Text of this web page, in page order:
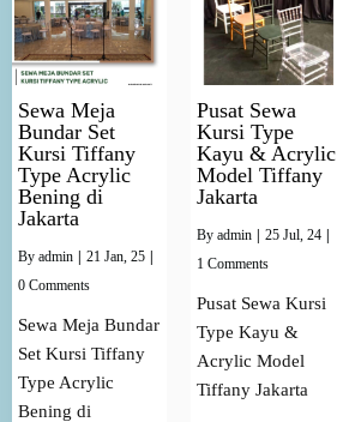
Sewa Meja
Bundar Set
Kursi Tiffany
Type Acrylic
Bening di
Jakarta
By admin 21 Jan, 25
0 Comments
Sewa Meja Bundar
Set Kursi Tiffany
Type Acrylic
Bening di
Pusat Sewa
Kursi Type
Kayu & Acrylic
Model Tiffany
Jakarta
Byadmin 25 Jul, 24
1 Comments
Pusat Sewa Kursi
Type Kayu &
Acrylic Model
Tiffany Jakarta